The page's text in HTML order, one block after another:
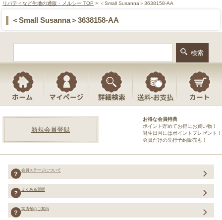
リバティなど生地の通販・メルシー TOP > ＜Small Susanna＞3638158-AA
＜Small Susanna＞3638158-AA
新規会員登録
お得な会員特典
ポイント貯めてお得にお買い物！
誕生日月にはポイントプレゼント！
会員だけの先行予約販売も！
会員ステージについて
よくある質問
実店舗のご案内